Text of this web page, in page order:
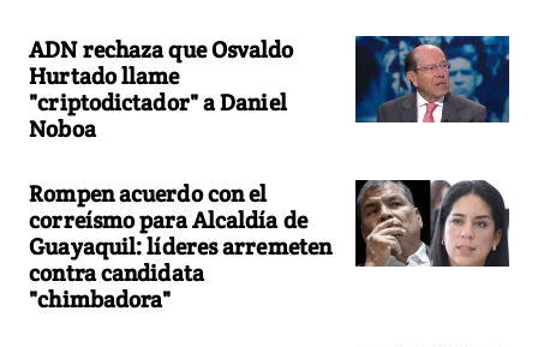
ADN rechaza que Osvaldo
Hurtado llame
"criptodictador" a Daniel
Noboa
Rompen acuerdo con el
correísmo para Alcaldía de
Guayaquil: líderes arremeten
contra candidata
"chimbadora"